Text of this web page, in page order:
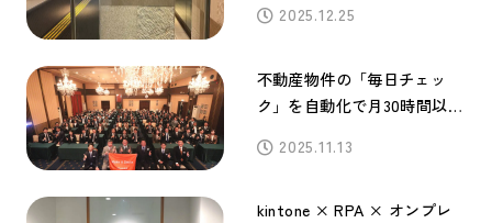
2025.12.25
不動産物件の「毎日チェッ
ク」を自動化で月30時間以上
ールと連携して、メンバーへ
2025.11.13
kintone × RPA × オンプレ